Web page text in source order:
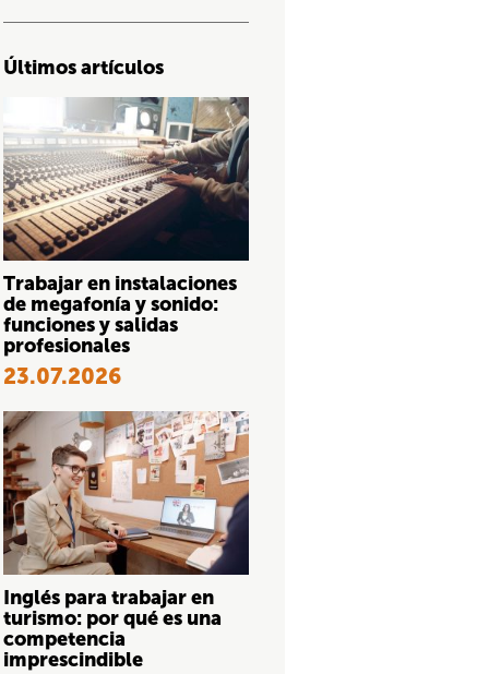
Últimos artículos
Trabajar en instalaciones
de megafonía y sonido:
funciones y salidas
profesionales
23.07.2026
Inglés para trabajar en
turismo: por qué es una
competencia
imprescindible